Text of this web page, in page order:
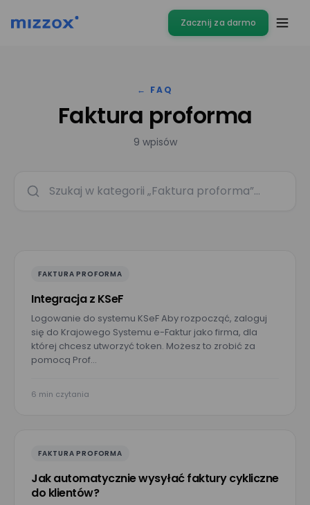
Zacznij za darmo
← FAQ
Faktura proforma
9 wpisów
FAKTURA PROFORMA
Integracja z KSeF
Logowanie do systemu KSeF Aby rozpocząć, zaloguj
się do Krajowego Systemu e-Faktur jako firma, dla
której chcesz utworzyć token. Możesz to zrobić za
pomocą Prof…
6 min czytania
FAKTURA PROFORMA
Jak automatycznie wysyłać faktury cykliczne
do klientów?